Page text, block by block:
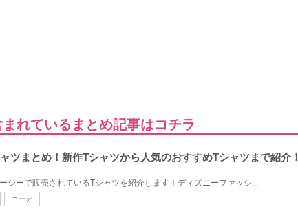
れているまとめ記事はコチラ
ツまとめ！新作Tシャツから人気のおすすめTシャツまで紹介！
シーで販売されているTシャツを紹介します！ディズニーファッシ...
コーデ